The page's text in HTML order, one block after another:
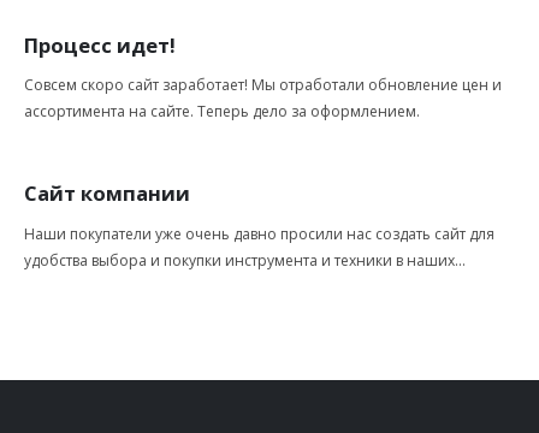
Процесс идет!
Совсем скоро сайт заработает! Мы отработали обновление цен и
ассортимента на сайте. Теперь дело за оформлением.
Сайт компании
Наши покупатели уже очень давно просили нас создать сайт для
удобства выбора и покупки инструмента и техники в наших...